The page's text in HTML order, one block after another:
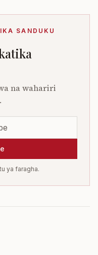
SANDUKU
na wahariri
ya faragha.